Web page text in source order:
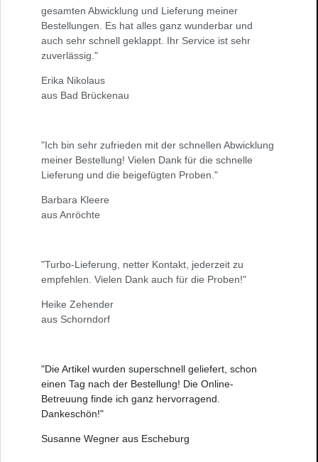
gesamten Abwicklung und Lieferung meiner
Bestellungen. Es hat alles ganz wunderbar und
auch sehr schnell geklappt. Ihr Service ist sehr
zuverlässig."
Erika Nikolaus
aus Bad Brückenau
"Ich bin sehr zufrieden mit der schnellen Abwicklung
meiner Bestellung! Vielen Dank für die schnelle
Lieferung und die beigefügten Proben."
Barbara Kleere
aus Anröchte
"Turbo-Lieferung, netter Kontakt, jederzeit zu
empfehlen. Vielen Dank auch für die Proben!"
Heike Zehender
aus Schorndorf
"Die Artikel wurden superschnell geliefert, schon
einen Tag nach der Bestellung! Die Online-
Betreuung finde ich ganz hervorragend.
Dankeschön!"
Susanne Wegner aus Escheburg